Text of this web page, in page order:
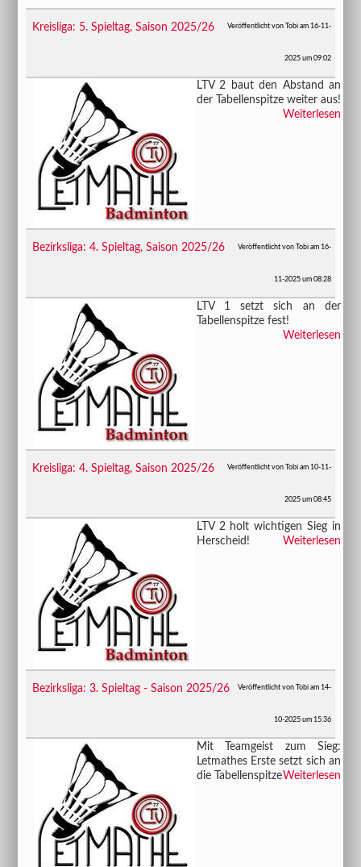
Kreisliga: 5. Spieltag, Saison 2025/26 Veröffentlicht von Tobi am 16-11-
2025 um 09:02
​​​​​​​LTV 2 baut den Abstand an
der Tabellenspitze weiter aus!
Weiterlesen
Bezirksliga: 4. Spieltag, Saison 2025/26 Veröffentlicht von Tobi am 16-
11-2025 um 08:28
​​​​​​​LTV 1 setzt sich an der
Tabellenspitze fest!
Weiterlesen
Kreisliga: 4. Spieltag, Saison 2025/26 Veröffentlicht von Tobi am 10-11-
2025 um 08:45
LTV 2 holt wichtigen Sieg in
Herscheid!
Weiterlesen
Bezirksliga: 3. Spieltag - Saison 2025/26 Veröffentlicht von Tobi am 14-
10-2025 um 15:36
Mit Teamgeist zum Sieg:
Letmathes Erste setzt sich an
die TabellenspitzeWeiterlesen